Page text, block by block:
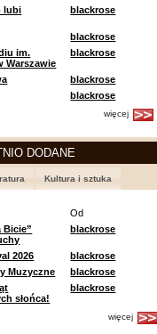
lubi
blackrose
blackrose
im.
Warszawie
blackrose
blackrose
blackrose
więcej
DODANE
Kultura i sztuka
Od
Bicie”
blackrose
2026
blackrose
Muzyczne
blackrose
słońca!
blackrose
więcej